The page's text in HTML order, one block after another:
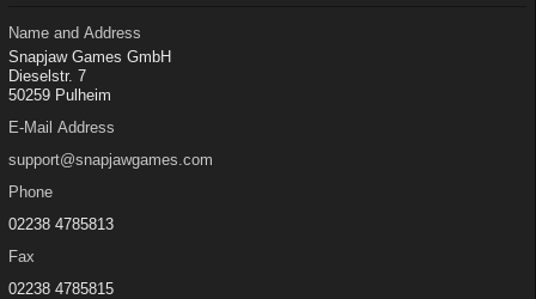
Name and Address
Snapjaw Games GmbH
Dieselstr. 7
50259 Pulheim
E-Mail Address
support@snapjawgames.com
Phone
02238 4785813
Fax
02238 4785815